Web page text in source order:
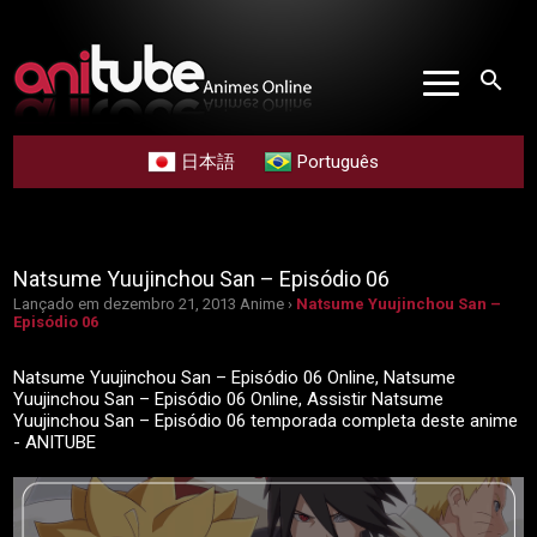
search
日本語 Português
Natsume Yuujinchou San – Episódio 06
Lançado em dezembro 21, 2013 Anime › Natsume Yuujinchou San –
Episódio 06
Natsume Yuujinchou San – Episódio 06 Online, Natsume
Yuujinchou San – Episódio 06 Online, Assistir Natsume
Yuujinchou San – Episódio 06 temporada completa deste anime
- ANITUBE